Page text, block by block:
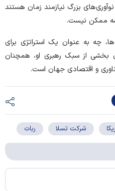
بزرگ نیازمند زمان هستند
ممکن نیست.
چه به عنوان یک استراتژی برای
از سبک رهبری او، همچنان
و اقتصادی جهان است.
شرکت تسلا ربات